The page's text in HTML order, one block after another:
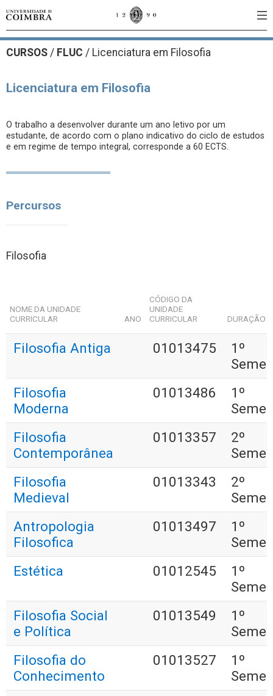
CURSOS / FLUC / Licenciatura em Filosofia
Licenciatura em Filosofia
O trabalho a desenvolver durante um ano letivo por um
estudante, de acordo com o plano indicativo do ciclo de estudos
e em regime de tempo integral, corresponde a 60 ECTS.
Percursos
Filosofia
NOME DA UNIDADE
CURRICULAR
ANO
CÓDIGO DA
UNIDADE
CURRICULAR
DURAÇÃO
Filosofia Antiga 01013475
1º
Filosofia
Moderna
01013486
1º
Filosofia
Contemporânea
01013357
2º
Filosofia
Medieval
01013343
2º
Antropologia
Filosofica
01013497
1º
Estética
01012545
1º
Filosofia Social
e Política
01013549
1º
Filosofia do
Conhecimento
01013527
1º